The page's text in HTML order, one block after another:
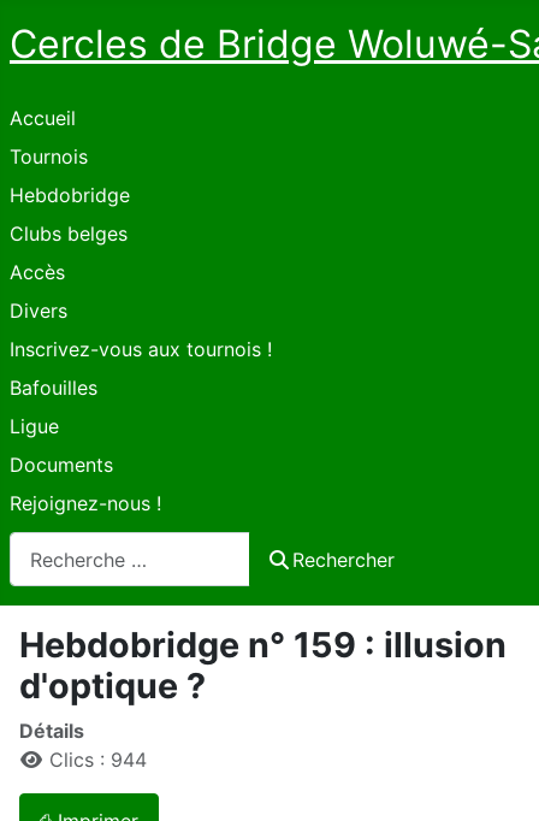
Cercles de Bridge Woluwé-
Accueil
Tournois
Hebdobridge
Clubs belges
Accès
Divers
Inscrivez-vous aux tournois !
Bafouilles
Ligue
Documents
Rejoignez-nous !
Rechercher
Hebdobridge n° 159 : illusion
d'optique ?
Détails
Clics : 944